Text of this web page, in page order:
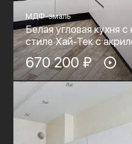
МДФ-эмаль
Белая угловая кухня
стиле Хай-Тек c
670 200 ₽